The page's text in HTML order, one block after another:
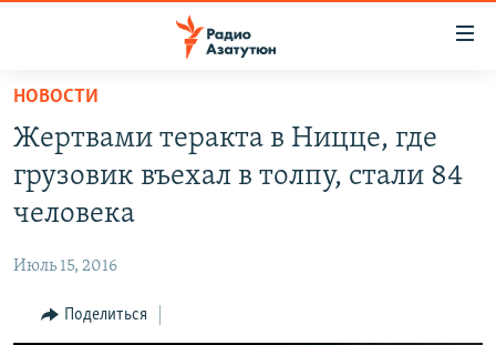
Перейти
основному
содержанию
Перейти
основной
Перейти
НОВОСТИ
ПОЛИТИКА
ЭКОНОМИКА
РЕГИОН
НОВОСТИ
Жертвами теракта в Ницце, где
грузовик въехал в толпу, стали 84
человека
Июль 15, 2016
Поделиться